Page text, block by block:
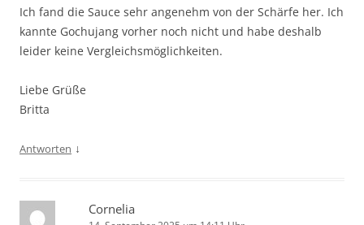
Ich fand die Sauce sehr angenehm von der Schärfe her. Ich
kannte Gochujang vorher noch nicht und habe deshalb
leider keine Vergleichsmöglichkeiten.
Liebe Grüße
Britta
Antworten ↓
Cornelia